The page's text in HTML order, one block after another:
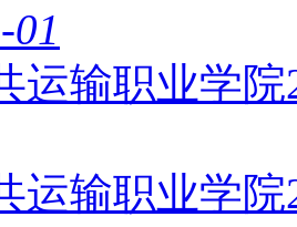
01
运输职业学
运输职业学